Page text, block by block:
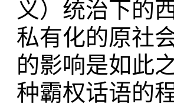
义）统治下的
私有化的原社
的影响是如此
种霸权话语的